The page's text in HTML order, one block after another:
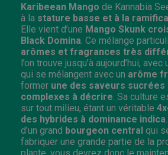
Karibeean Mango de Kannabia
à la stature basse et à la
Elle vient d’une Mango Skunk
Black Domina . Ce mélange
arômes et fragrances très
l’on trouve jusqu’à aujourd’hui, avec
qui se mélangent avec un arôme
former une des saveurs sucrées
complexes à décrire . Sa culture
sur tout milieu, étant un véritable
des hybrides à dominance indica
d’un grand bourgeon central qui
fabriquer une grande partie de la
plante, vous devrez donc le